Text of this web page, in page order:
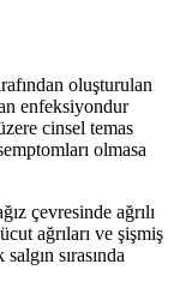
oluşturulan
enfeksiyondur
cinsel temas
olmasa
çevresinde ağrılı
ağrıları ve şişmiş
sırasında